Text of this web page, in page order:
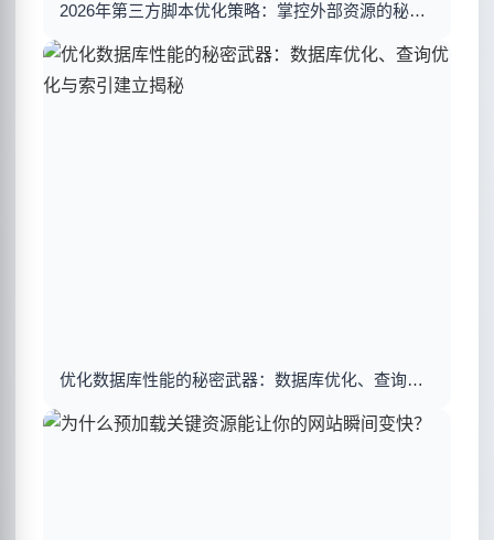
2026年第三方脚本优化策略：掌控外部资源的秘密武器
优化数据库性能的秘密武器：数据库优化、查询优化与索引建立揭秘